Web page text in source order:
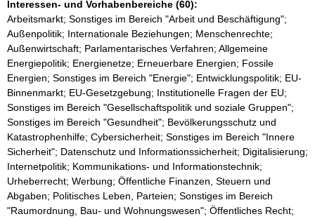
Interessen- und Vorhabenbereiche (60):
Arbeitsmarkt; Sonstiges im Bereich "Arbeit und Beschäftigung";
Außenpolitik; Internationale Beziehungen; Menschenrechte;
Außenwirtschaft; Parlamentarisches Verfahren; Allgemeine
Energiepolitik; Energienetze; Erneuerbare Energien; Fossile
Energien; Sonstiges im Bereich "Energie"; Entwicklungspolitik; EU-
Binnenmarkt; EU-Gesetzgebung; Institutionelle Fragen der EU;
Sonstiges im Bereich "Gesellschaftspolitik und soziale Gruppen";
Sonstiges im Bereich "Gesundheit"; Bevölkerungsschutz und
Katastrophenhilfe; Cybersicherheit; Sonstiges im Bereich "Innere
Sicherheit"; Datenschutz und Informationssicherheit; Digitalisierung;
Internetpolitik; Kommunikations- und Informationstechnik;
Urheberrecht; Werbung; Öffentliche Finanzen, Steuern und
Abgaben; Politisches Leben, Parteien; Sonstiges im Bereich
"Raumordnung, Bau- und Wohnungswesen"; Öffentliches Recht;